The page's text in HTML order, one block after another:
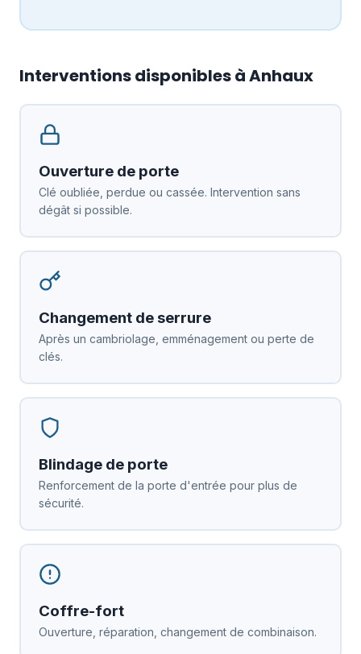
Interventions disponibles à Anhaux
Ouverture de porte
Clé oubliée, perdue ou cassée. Intervention sans
dégât si possible.
Changement de serrure
Après un cambriolage, emménagement ou perte de
clés.
Blindage de porte
Renforcement de la porte d'entrée pour plus de
sécurité.
Coffre-fort
Ouverture, réparation, changement de combinaison.